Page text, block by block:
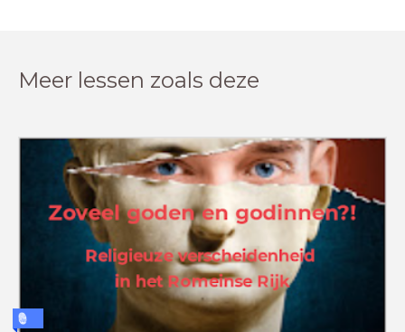
Meer lessen zoals deze